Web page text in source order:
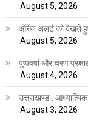
August 5, 2026
ऑरेंज अलर्ट को देखते हुए
August 5, 2026
पुष्पवर्षा और चरण
August 4, 2026
उत्तराखण्ड :
August 3, 2026